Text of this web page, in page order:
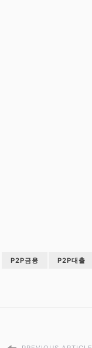
P2P금융 P2P대출